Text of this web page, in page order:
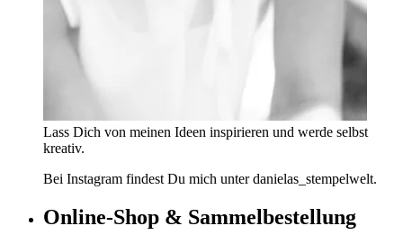
Lass Dich von meinen Ideen inspirieren und werde selbst
kreativ.
Bei Instagram findest Du mich unter danielas_stempelwelt.
Online-Shop & Sammelbestellung